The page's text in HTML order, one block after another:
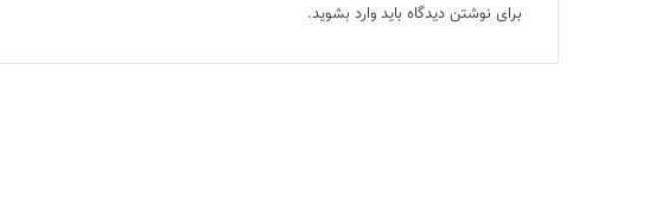
برای نوشتن دیدگاه باید وارد بشوید.